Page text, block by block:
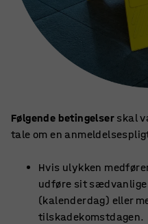
Følgende betingelser skal
tale om en
Hvis ulykken
udføre sit sædvanlige
(kalenderdag) eller
tilskadekomstdagen.